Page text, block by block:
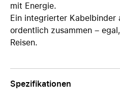
mit Energie.
Ein integrierter Kabelbinder
ordentlich zusammen –
Reisen.
Spezifikationen